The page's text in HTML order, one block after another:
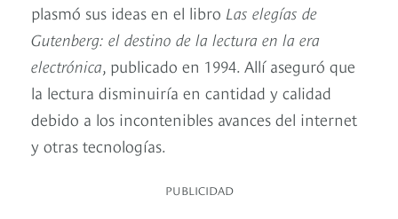
plasmó sus ideas en el libro Las elegías de
Gutenberg: el destino de la lectura en la era
electrónica, publicado en 1994. Allí aseguró que
la lectura disminuiría en cantidad y calidad
debido a los incontenibles avances del internet
y otras tecnologías.
PUBLICIDAD